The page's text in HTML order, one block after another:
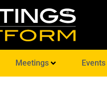
Meetings Events